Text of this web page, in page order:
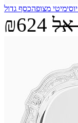
מצופהכסף גדול
₪624 אל